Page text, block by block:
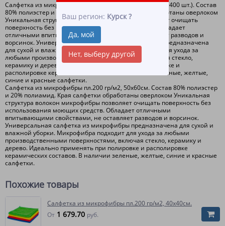
Ваш регион: Курск ?
Да, мой
Нет, выберу другой
Салфетка из микрофибры пл.200 гр/м2, 50х60см. (упак. 400 шт.). Состав
80% полиэстер и 20% полиамид. Края салфетки обработаны оверлоком
Уникальная структура волокон микрофибры позволяет очищать
поверхность без использования моющих средств. Обладает
отличными впитывающими свойствами, не оставляет разводов и
ворсинок. Универсальная салфетка из микрофибры предназначена
для сухой и влажной уборки. Микрофибра подходит для ухода за
любыми производственными поверхностями, включая стекло,
керамику и дерево. Идеально применять при полировке и
располировке керамических составов. В наличии зеленые, желтые,
синие и красные салфетки.
Салфетка из микрофибры пл.200 гр/м2, 50х60см. Состав 80% полиэстер
и 20% полиамид. Края салфетки обработаны оверлоком Уникальная
структура волокон микрофибры позволяет очищать поверхность без
использования моющих средств. Обладает отличными
впитывающими свойствами, не оставляет разводов и ворсинок.
Универсальная салфетка из микрофибры предназначена для сухой и
влажной уборки. Микрофибра подходит для ухода за любыми
производственными поверхностями, включая стекло, керамику и
дерево. Идеально применять при полировке и располировке
керамических составов. В наличии зеленые, желтые, синие и красные
салфетки.
Похожие товары
Салфетка из микрофибры пл.200 гр/м2, 40х40см.
От 1 679.70 руб.